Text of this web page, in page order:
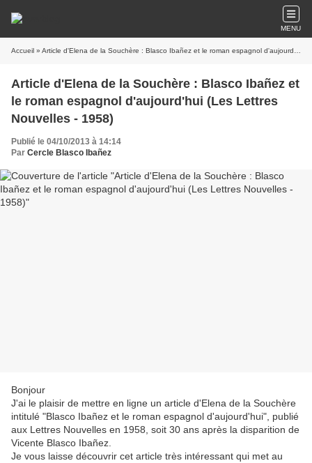
MENU
Accueil » Article d'Elena de la Souchère : Blasco Ibañez et le roman espagnol d'aujourd'hui (Les Lettres Nouvelles - 1958)
Article d'Elena de la Souchère : Blasco Ibañez et
le roman espagnol d'aujourd'hui (Les Lettres
Nouvelles - 1958)
Publié le 04/10/2013 à 14:14
Par Cercle Blasco Ibañez
Bonjour
J'ai le plaisir de mettre en ligne un article d'Elena de la Souchère
intitulé "Blasco Ibañez et le roman espagnol d'aujourd'hui", publié
aux Lettres Nouvelles en 1958, soit 30 ans après la disparition de
Vicente Blasco Ibañez.
Je vous laisse découvrir cet article très intéressant qui met au